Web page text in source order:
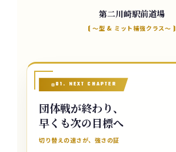
第二川崎駅前道場
⟬ 〜型 & ミット補強クラス〜 ⟭
01. NEXT CHAPTER
団体戦が終わり、
早くも次の目標へ
切り替えの速さが、強さの証